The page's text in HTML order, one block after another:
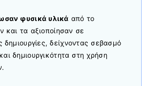
φυσικά υλικά από το
και τα αξιοποίησαν σε
δημιουργίες, δείχνοντας σεβασμό
δημιουργικότητα στη χρήση